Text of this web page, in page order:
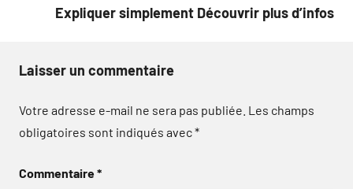
Expliquer simplement Découvrir plus d’infos
Laisser un commentaire
Votre adresse e-mail ne sera pas publiée. Les champs
obligatoires sont indiqués avec*
Commentaire*